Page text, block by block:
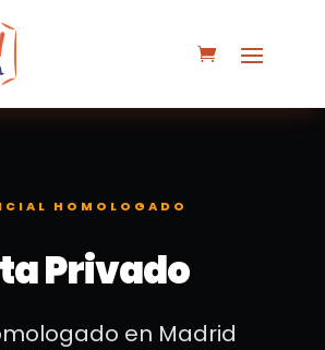
HOMOLOGADO
Privado
en Madrid